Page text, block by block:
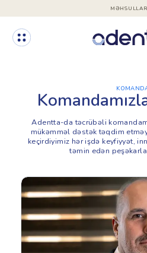
MƏHSULLAR
Adentta-da təcrübəli
mükəmməl dəstək təqdim
keçirdiyimiz hər işdə keyfiyyət,
təmin edən